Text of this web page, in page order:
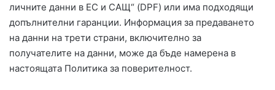
личните данни в ЕС и САЩ“ (DPF) или има подходящи
допълнителни гаранции. Информация за предаването
на данни на трети страни, включително за
получателите на данни, може да бъде намерена в
настоящата Политика за поверителност.